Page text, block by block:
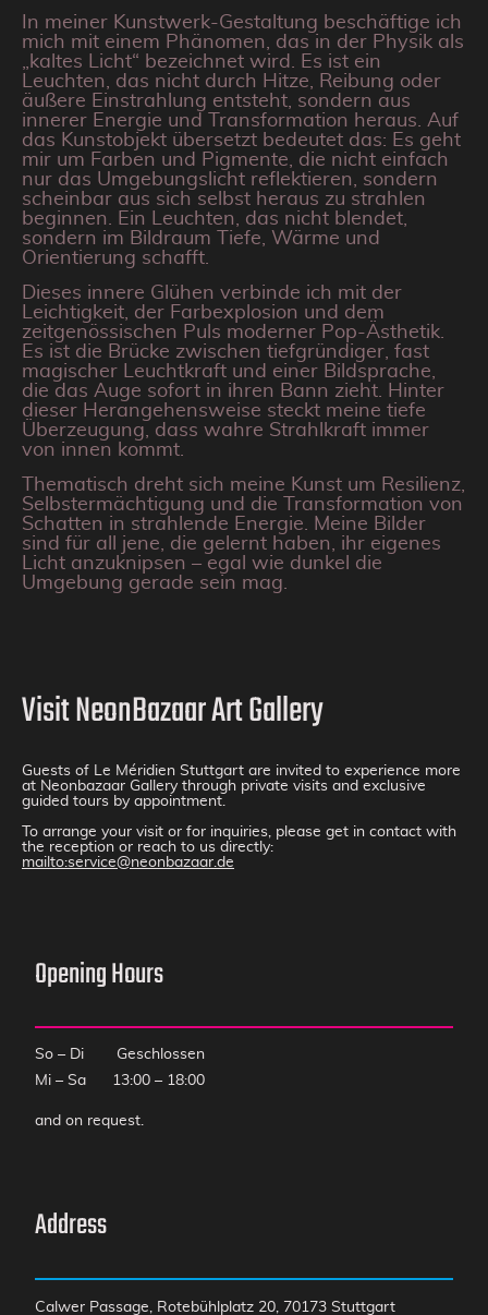
In meiner Kunstwerk-Gestaltung beschäftige ich
mich mit einem Phänomen, das in der Physik als
„kaltes Licht“ bezeichnet wird. Es ist ein
Leuchten, das nicht durch Hitze, Reibung oder
äußere Einstrahlung entsteht, sondern aus
innerer Energie und Transformation heraus. Auf
das Kunstobjekt übersetzt bedeutet das: Es geht
mir um Farben und Pigmente, die nicht einfach
nur das Umgebungslicht reflektieren, sondern
scheinbar aus sich selbst heraus zu strahlen
beginnen. Ein Leuchten, das nicht blendet,
sondern im Bildraum Tiefe, Wärme und
Orientierung schafft.
Dieses innere Glühen verbinde ich mit der
Leichtigkeit, der Farbexplosion und dem
zeitgenössischen Puls moderner Pop-Ästhetik.
Es ist die Brücke zwischen tiefgründiger, fast
magischer Leuchtkraft und einer Bildsprache,
die das Auge sofort in ihren Bann zieht. Hinter
dieser Herangehensweise steckt meine tiefe
Überzeugung, dass wahre Strahlkraft immer
von innen kommt.
Thematisch dreht sich meine Kunst um Resilienz,
Selbstermächtigung und die Transformation von
Schatten in strahlende Energie. Meine Bilder
sind für all jene, die gelernt haben, ihr eigenes
Licht anzuknipsen – egal wie dunkel die
Umgebung gerade sein mag.
Visit NeonBazaar Art Gallery
Guests of Le Méridien Stuttgart are invited to experience more
at Neonbazaar Gallery through private visits and exclusive
guided tours by appointment.
To arrange your visit or for inquiries, please get in contact with
the reception or reach to us directly:
mailto:service@neonbazaar.de
Opening Hours
So – Di
Geschlossen
Mi – Sa 13:00 – 18:00
and on request.
Address
Calwer Passage, Rotebühlplatz 20, 70173 Stuttgart